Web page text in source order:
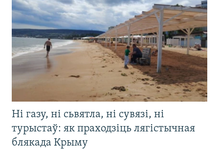
Ні газу, ні сьвятла, ні сувязі, ні
турыстаў: як праходзіць лягістычная
блякада Крыму